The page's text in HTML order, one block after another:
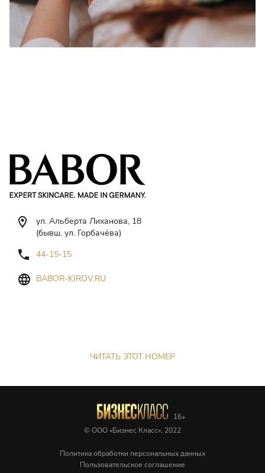
ул. Альберта Лиханова, 18
(бывш. ул. Горбачёва)
44-15-15
BABOR-KIROV.RU
ЧИТАТЬ ЭТОТ НОМЕР
© ООО «Бизнес Класс», 2022
Политика обработки персональных данных
Пользовательское соглашение